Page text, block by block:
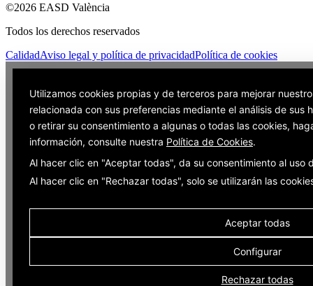
©2026 EASD València
Todos los derechos reservados
CalidadAviso legal y política de privacidadPolítica de cookies
Utilizamos cookies propias y de terceros para mejorar
relacionada con sus preferencias mediante el análisis de sus
o retirar su consentimiento a algunas o todas las cookies,
información, consulte nuestra Política de Cookies.
Al hacer clic en "Aceptar todas", da su consentimiento al uso
Al hacer clic en "Rechazar todas", solo se utilizarán las
Aceptar todas
Configurar
Rechazar todas